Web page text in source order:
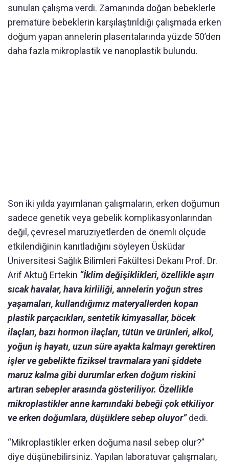
sunulan çalışma verdi. Zamanında doğan bebeklerle
prematüre bebeklerin karşılaştırıldığı çalışmada erken
doğum yapan annelerin plasentalarında yüzde 50’den
daha fazla mikroplastik ve nanoplastik bulundu.
Son iki yılda yayımlanan çalışmaların, erken doğumun
sadece genetik veya gebelik komplikasyonlarından
değil, çevresel maruziyetlerden de önemli ölçüde
etkilendiğinin kanıtladığını söyleyen Üsküdar
Üniversitesi Sağlık Bilimleri Fakültesi Dekanı Prof. Dr.
Arif Aktuğ Ertekin “İklim değişiklikleri, özellikle aşırı
sıcak havalar, hava kirliliği, annelerin yoğun stres
yaşamaları, kullandığımız materyallerden kopan
plastik parçacıkları, sentetik kimyasallar, böcek
ilaçları, bazı hormon ilaçları, tütün ve ürünleri, alkol,
yoğun iş hayatı, uzun süre ayakta kalmayı gerektiren
işler ve gebelikte fiziksel travmalara yani şiddete
maruz kalma gibi durumlar erken doğum riskini
artıran sebepler arasında gösteriliyor. Özellikle
mikroplastikler anne karnındaki bebeği çok etkiliyor
ve erken doğumlara, düşüklere sebep oluyor”dedi.
“Mikroplastikler erken doğuma nasıl sebep olur?”
diye düşünebilirsiniz. Yapılan laboratuvar çalışmaları,